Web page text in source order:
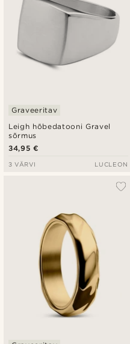
Leigh hõbedatooni Gravel
sõrmus
Graveeritav
34,95 €
3 VÄRVI LUCLEON